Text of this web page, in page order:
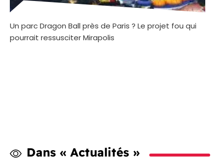
Un parc Dragon Ball près de Paris ? Le projet fou qui
pourrait ressusciter Mirapolis
Dans « Actualités »